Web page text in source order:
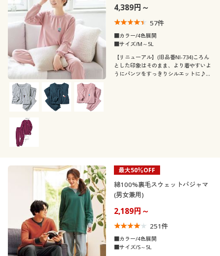
4,389円～
57件
■カラー/4色展開
■サイズ/M～5L
【リニューアル】(旧品番NI-734)ころん
とした印象はそのまま、より着やすいよ
うにパンツをすっきりシルエットに♪ル
最大50％OFF
綿100%裏毛スウェットパジャマ
(男女兼用)
2,189円～
251件
■カラー/4色展開
■サイズ/S～5L